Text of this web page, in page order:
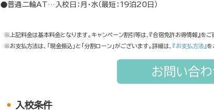
●普通二輪AT…入校日：月・水（最短：19泊20日）
※上記料金は基本料金となります。キャンペーン割引等は、『合宿免許お得情報』をご
※お支払方法は、「現金振込」と「分割ローン」がございます。詳細は、 『お支払方法』を
お問い合
入校条件